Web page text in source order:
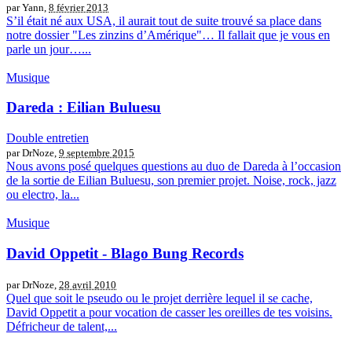
par Yann, 8 février 2013
S’il était né aux USA, il aurait tout de suite trouvé sa place dans
notre dossier "Les zinzins d’Amérique"… Il fallait que je vous en
parle un jour…...
Musique
Dareda : Eilian Buluesu
Double entretien
par DrNoze, 9 septembre 2015
Nous avons posé quelques questions au duo de Dareda à l’occasion
de la sortie de Eilian Buluesu, son premier projet. Noise, rock, jazz
ou electro, la...
Musique
David Oppetit - Blago Bung Records
par DrNoze, 28 avril 2010
Quel que soit le pseudo ou le projet derrière lequel il se cache,
David Oppetit a pour vocation de casser les oreilles de tes voisins.
Défricheur de talent,...